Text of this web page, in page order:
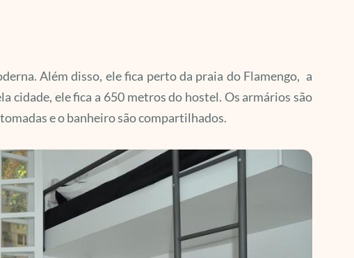
Além disso, ele fica perto da praia do Flamengo, a
cidade, ele fica a 650 metros do hostel. Os armários são
e o banheiro são compartilhados.